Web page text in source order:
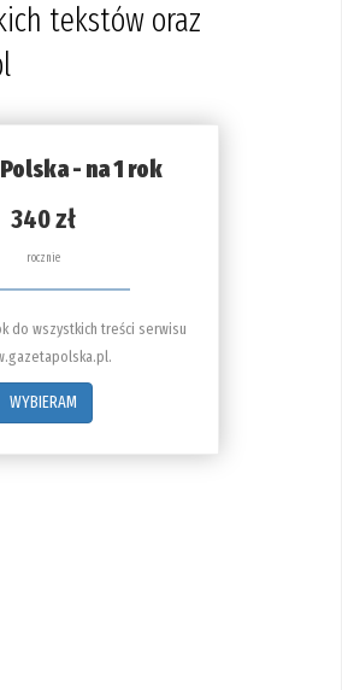
tekstów oraz
- na 1 rok
340 zł
rocznie
do wszystkich treści serwisu
WYBIERAM